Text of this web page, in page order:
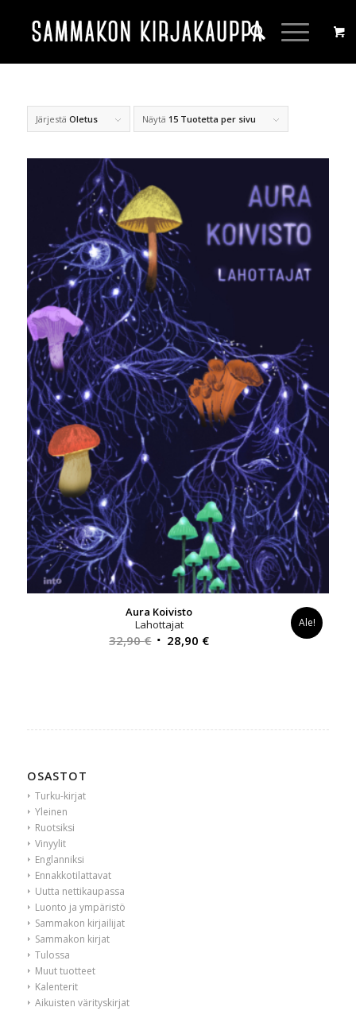
Järjestä Oletus Näytä 15 Tuotetta per sivu
Aura Koivisto
Lahottajat
32,90€ Alkuperäinen
28,90 €Nykyinen
Ale!
OSASTOT
Turku-kirjat
Yleinen
Ruotsiksi
Vinyylit
Englanniksi
Ennakkotilattavat
Uutta nettikaupassa
Luonto ja ympäristö
Sammakon kirjailijat
Sammakon kirjat
Tulossa
Muut tuotteet
Kalenterit
Aikuisten värityskirjat